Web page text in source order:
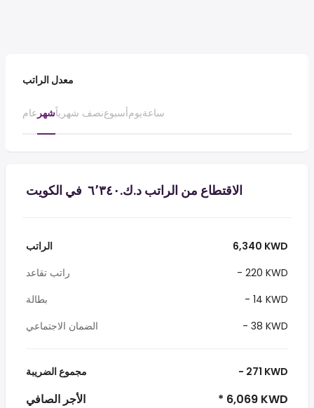
معدل الراتب
عام شهرنصف شهرياًأسبوعيومساعة
الاقتطاع من الراتب د.ك.‏٦٬٣٤٠ ‏ في الكويت
الراتب
6,340 KWD
راتب تقاعد
- 220 KWD
بطالة
- 14 KWD
الضمان الاجتماعي
- 38 KWD
مجموع الضريبة - 271 KWD
الأجر الصافي * 6,069 KWD